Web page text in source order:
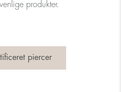
produkter.
piercer